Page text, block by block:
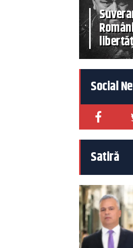
Social
Satiră